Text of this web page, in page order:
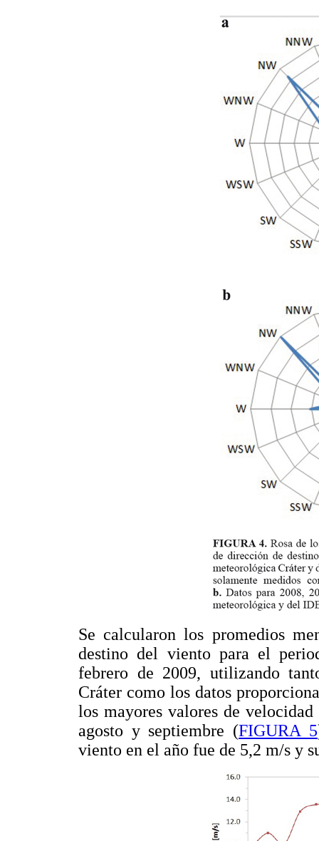
Se calcularon los promedios
destino del viento para el
febrero de 2009, utilizando
Cráter como los datos
los mayores valores de
agosto y septiembre (FIGURA 5
viento en el año fue de 5,2 m/s y